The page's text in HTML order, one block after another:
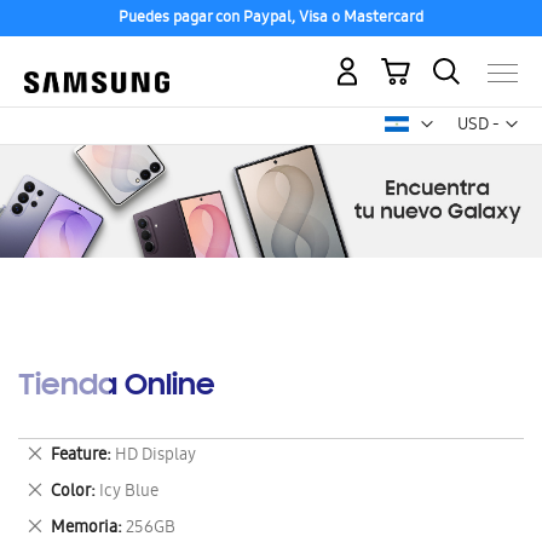
Puedes pagar con Paypal, Visa o Mastercard
USD -
dólar
Mi carrito
Tienda Online
Feature HD Display
Eliminar
este
artículo
Color Icy Blue
Eliminar
este
Memoria 256GB
Eliminar